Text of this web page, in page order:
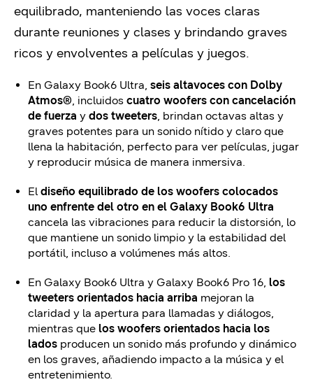
equilibrado, manteniendo las voces claras
durante reuniones y clases y brindando graves
ricos y envolventes a películas y juegos.
En Galaxy Book6 Ultra, seis altavoces con Dolby
Atmos®, incluidos cuatro woofers con cancelación
de fuerza y dos tweeters, brindan octavas altas y
graves potentes para un sonido nítido y claro que
llena la habitación, perfecto para ver películas, jugar
y reproducir música de manera inmersiva.
El diseño equilibrado de los woofers colocados
uno enfrente del otro en el Galaxy Book6 Ultra
cancela las vibraciones para reducir la distorsión, lo
que mantiene un sonido limpio y la estabilidad del
portátil, incluso a volúmenes más altos.
En Galaxy Book6 Ultra y Galaxy Book6 Pro 16, los
tweeters orientados hacia arriba mejoran la
claridad y la apertura para llamadas y diálogos,
mientras que los woofers orientados hacia los
lados producen un sonido más profundo y dinámico
en los graves, añadiendo impacto a la música y el
entretenimiento.